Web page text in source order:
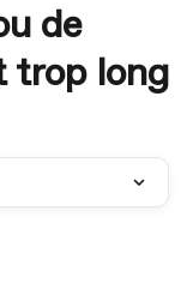
de
trop long